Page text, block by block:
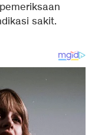
sakit.